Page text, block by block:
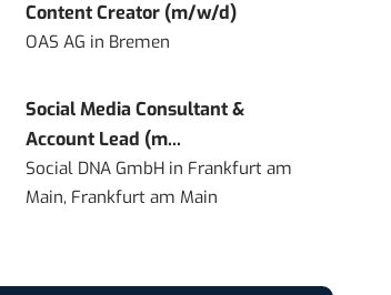
Content Creator (m/w/d)
OAS AG in Bremen
Social Media Consultant &
Account Lead (m...
Social DNA GmbH in Frankfurt am
Main, Frankfurt am Main